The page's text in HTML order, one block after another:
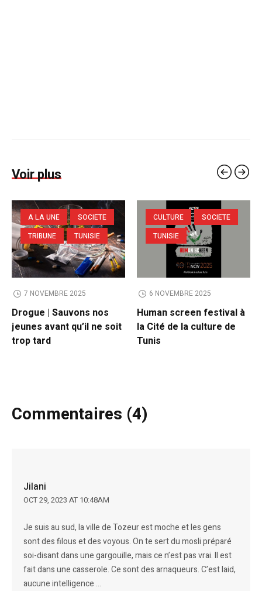
Voir plus
A LA UNE
SOCIETE
TRIBUNE
TUNISIE
7 NOVEMBRE 2025
Drogue | Sauvons nos
jeunes avant qu’il ne soit
trop tard
CULTURE
SOCIETE
TUNISIE
6 NOVEMBRE 2025
Human screen festival à
la Cité de la culture de
Tunis
Commentaires (4)
Jilani
OCT 29, 2023 AT 10:48AM
Je suis au sud, la ville de Tozeur est moche et les gens
sont des filous et des voyous. On te sert du mosli préparé
soi-disant dans une gargouille, mais ce n’est pas vrai. Il est
fait dans une casserole. Ce sont des arnaqueurs. C’est laid,
aucune intelligence …